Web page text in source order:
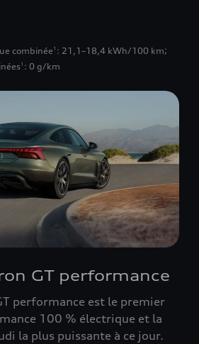
combinée 1 : 21,1–18,4 kWh/100 km;
1 : 0 g/km
GT performance
performance est le premier
100 % électrique et la
la plus puissante à ce jour.